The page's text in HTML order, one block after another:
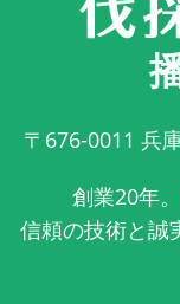
〒676-0011 兵
創業20年
信頼の技術と誠